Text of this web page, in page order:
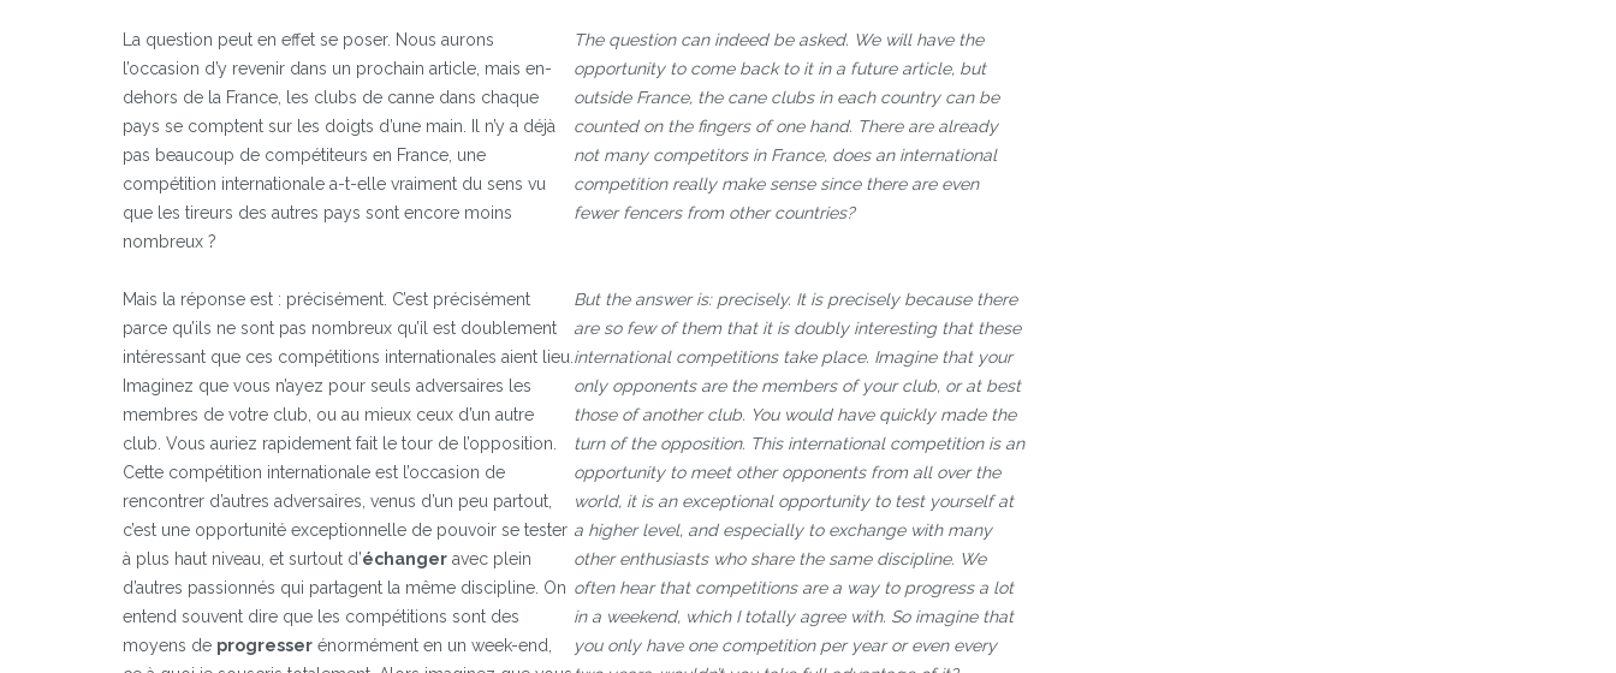
La question peut en effet se poser. Nous aurons
l’occasion d’y revenir dans un prochain article, mais en-
dehors de la France, les clubs de canne dans chaque
pays se comptent sur les doigts d’une main. Il n’y a déjà
pas beaucoup de compétiteurs en France, une
compétition internationale a-t-elle vraiment du sens vu
que les tireurs des autres pays sont encore moins
nombreux ?
The question can indeed be asked. We will have the
opportunity to come back to it in a future article, but
outside France, the cane clubs in each country can be
counted on the fingers of one hand. There are already
not many competitors in France, does an international
competition really make sense since there are even
fewer fencers from other countries?
Mais la réponse est : précisément. C’est précisément
parce qu’ils ne sont pas nombreux qu’il est doublement
intéressant que ces compétitions internationales aient lieu.
Imaginez que vous n’ayez pour seuls adversaires les
membres de votre club, ou au mieux ceux d’un autre
club. Vous auriez rapidement fait le tour de l’opposition.
Cette compétition internationale est l’occasion de
rencontrer d’autres adversaires, venus d’un peu partout,
c’est une opportunité exceptionnelle de pouvoir se tester
à plus haut niveau, et surtout d’échanger avec plein
d’autres passionnés qui partagent la même discipline. On
entend souvent dire que les compétitions sont des
moyens de progresser énormément en un week-end,
But the answer is: precisely. It is precisely because there
are so few of them that it is doubly interesting that these
international competitions take place. Imagine that your
only opponents are the members of your club, or at best
those of another club. You would have quickly made the
turn of the opposition. This international competition is an
opportunity to meet other opponents from all over the
world, it is an exceptional opportunity to test yourself at
a higher level, and especially to exchange with many
other enthusiasts who share the same discipline. We
often hear that competitions are a way to progress a lot
in a weekend, which I totally agree with. So imagine that
you only have one competition per year or even every